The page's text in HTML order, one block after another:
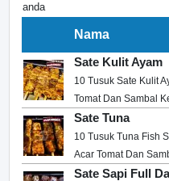
anda
Nama
Sate Kulit Ayam
10 Tusuk Sate Kulit
Tomat Dan Sambal
Sate Tuna
10 Tusuk Tuna Fish
Acar Tomat Dan
Sate Sapi Full